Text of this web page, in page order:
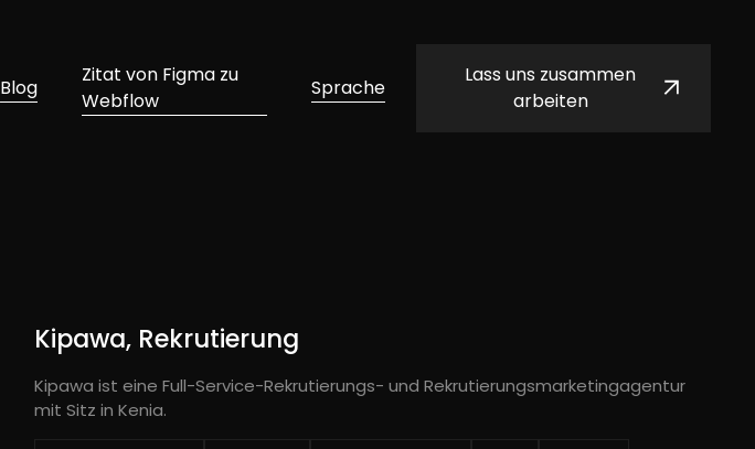
Blog
Zitat von Figma zu
Webflow
Sprache
Lass uns zusammen
arbeiten
Kipawa, Rekrutierung
Kipawa ist eine Full-Service-Rekrutierungs- und Rekrutierungsmarketingagentur
mit Sitz in Kenia.